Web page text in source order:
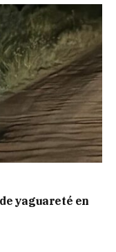
yaguareté en